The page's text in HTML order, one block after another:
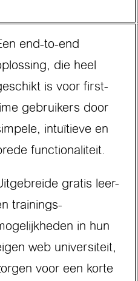
end-to-end
die heel
is voor first-
gebruikers door
intuïtieve en
functionaliteit.
gratis leer-
trainings-
in hun
web universiteit,
voor een korte